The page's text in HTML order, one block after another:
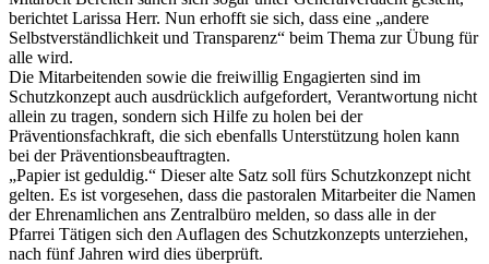
berichtet Larissa Herr. Nun erhofft sie sich, dass eine „andere
Selbstverständlichkeit und Transparenz“ beim Thema zur Übung für
alle wird.
Die Mitarbeitenden sowie die freiwillig Engagierten sind im
Schutzkonzept auch ausdrücklich aufgefordert, Verantwortung nicht
allein zu tragen, sondern sich Hilfe zu holen bei der
Präventionsfachkraft, die sich ebenfalls Unterstützung holen kann
bei der Präventionsbeauftragten.
„Papier ist geduldig.“ Dieser alte Satz soll fürs Schutzkonzept nicht
gelten. Es ist vorgesehen, dass die pastoralen Mitarbeiter die Namen
der Ehrenamlichen ans Zentralbüro melden, so dass alle in der
Pfarrei Tätigen sich den Auflagen des Schutzkonzepts unterziehen,
nach fünf Jahren wird dies überprüft.